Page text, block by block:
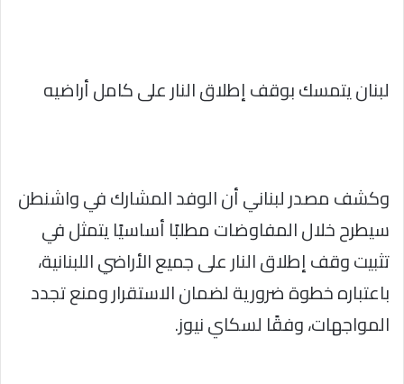
لبنان يتمسك بوقف إطلاق النار على كامل أراضيه
وكشف مصدر لبناني أن الوفد المشارك في واشنطن
سيطرح خلال المفاوضات مطلبًا أساسيًا يتمثل في
تثبيت وقف إطلاق النار على جميع الأراضي اللبنانية،
باعتباره خطوة ضرورية لضمان الاستقرار ومنع تجدد
المواجهات، وفقًا لسكاي نيوز.